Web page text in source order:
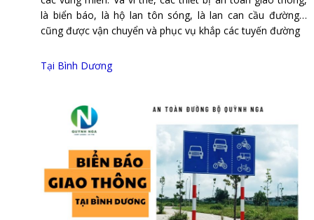
là biển báo, là hộ lan tôn sóng, là lan can cầu đường…
cũng được vận chuyển và phục vụ khắp các tuyến đường
Tại Bình Dương